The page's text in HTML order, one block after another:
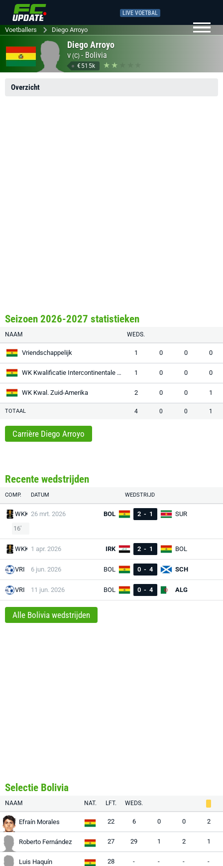
LIVE VOETBAL
Voetballers Diego Arroyo
Diego Arroyo
V (C) - Bolivia
€515k
Overzicht
Seizoen 2026-2027 statistieken
NAAM WEDS.
Vriendschappelijk 1 0 0 0
WK Kwalificatie Intercontinentale play-offs 1 0 0 0
WK Kwal. Zuid-Amerika 2 0 0 1
TOTAAL 4 0 0 1
Carrière Diego Arroyo
Recente wedstrijden
COMP. DATUM WEDSTRIJD
WKK 26 mrt. 2026 BOL 2 - 1
SUR
16'
WKK 1 apr. 2026 IRK 2 - 1 BOL
VRI 6 jun. 2026 BOL 0 - 4 SCH
VRI 11 jun. 2026 BOL 0 - 4 ALG
Alle Bolivia wedstrijden
Selectie Bolivia
NAAM NAT. LFT. WEDS.
Efraín Morales 22 6 0 0 2
Roberto Fernández 27 29 1 2 1
Luis Haquín 28 - - - -